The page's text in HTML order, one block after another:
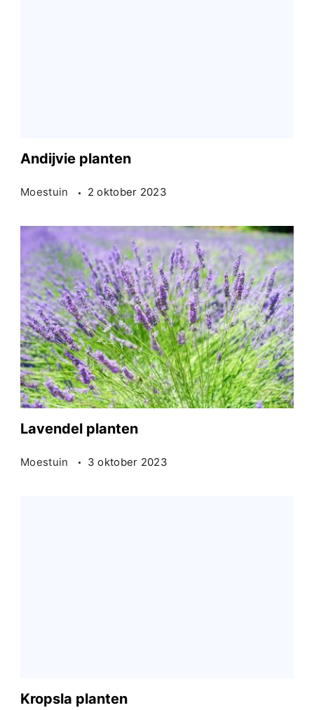
Andijvie planten
Moestuin 2 oktober 2023
Lavendel planten
Moestuin 3 oktober 2023
Kropsla planten